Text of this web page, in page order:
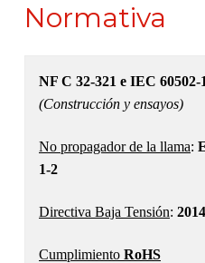
Normativa
NF C 32-321 e IEC 60502-1
(Construcción y ensayos)
No propagador de la llama:
1-2
Directiva Baja Tensión:
Cumplimiento RoHS